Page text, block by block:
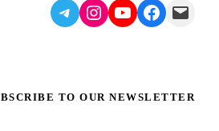
Mail
Facebook
YouTube
Instagram
Telegram
TO OUR NEWSLETTER